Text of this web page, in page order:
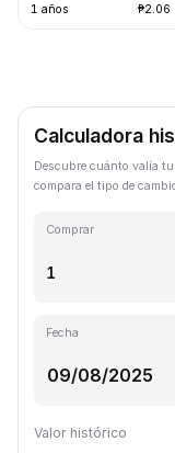
1 años ₱2.06
Calculadora
Descubre cuánto valía
compara el tipo de
Comprar
Fecha
Valor histórico